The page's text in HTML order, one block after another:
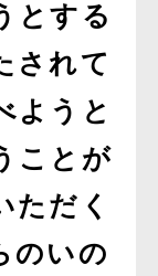
とする
されて
ようと
ことが
ただく
のいの